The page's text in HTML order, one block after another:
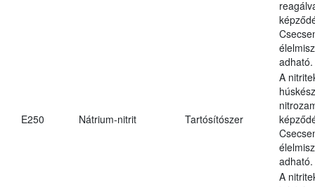
adható.
E250 Nátrium-nitrit Tartósítószer
A
adható.
A